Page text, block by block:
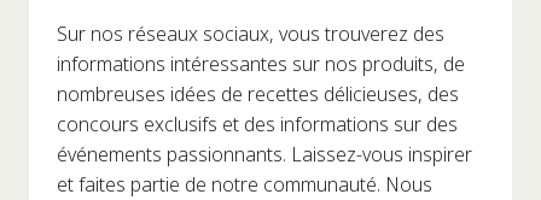
Sur nos réseaux sociaux, vous trouverez des
informations intéressantes sur nos produits, de
nombreuses idées de recettes délicieuses, des
concours exclusifs et des informations sur des
événements passionnants. Laissez-vous inspirer
et faites partie de notre communauté. Nous